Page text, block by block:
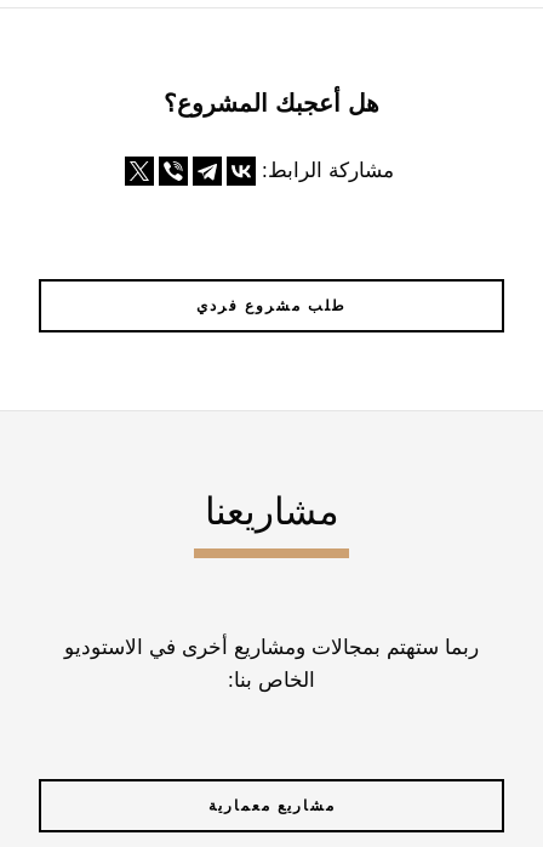
هل أعجبك المشروع؟
مشاركة الرابط:
طلب مشروع فردي
مشاريعنا
ربما ستهتم بمجالات ومشاريع أخرى في الاستوديو
الخاص بنا:
مشاريع معمارية